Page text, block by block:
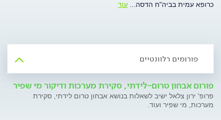
כרופא עמית בביה"ח הדסה
עוד
פורומים רלוונטיים
פורום אבחון טרום-לידתי, סקירת מערכות ודיקור מי שפיר
פרופ' ירון צלאל ישיב לשאלות בנושא אבחון טרום לידתי, סקירת
מערכות, מי שפיר ועוד.